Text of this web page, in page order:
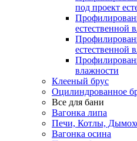
под проект
естественной
естественной
влажности
Клееный брус
Оцилиндрованное
Все для бани
Вагонка липа
Печи, Котлы,
Вагонка осина